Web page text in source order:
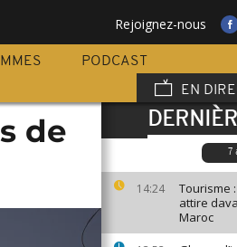
Rejoignez-nous
PODCAST
EN
7
14:24
Tourisme
attire
Maroc
de